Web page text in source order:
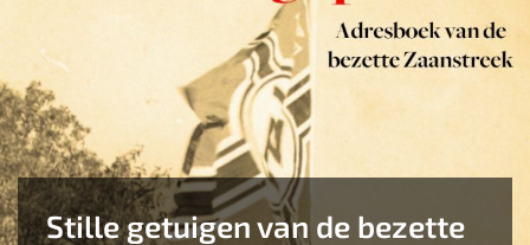
Stille getuigen van de bezette